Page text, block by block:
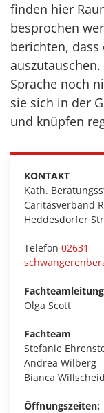
finden hier
besprochen
berichten,
Sprache noch
sie sich in der
und knüpfen
KONTAKT
Kath.
Caritasverband
Heddesdorfer
Telefon 02631 —
Fachteamleitung
Olga Scott
Fachteam
Stefanie
Andrea Wilberg
Bianca Willscheid
Öffnungszeiten: